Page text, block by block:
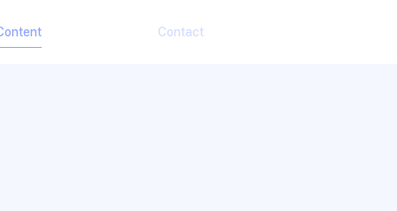
Contact